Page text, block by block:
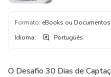
Formato: eBooks ou Documentos
Idioma: Português
O Desafio 30 Dias de